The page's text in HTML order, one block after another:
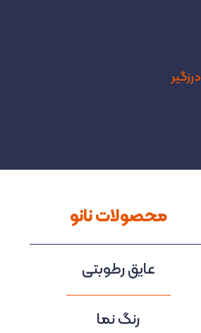
درزگیر
محصولات نانو
عایق رطوبتی
رنگ نما